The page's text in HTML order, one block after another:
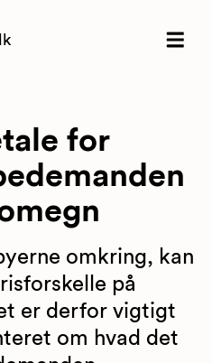
for
omkring, kan
på
er derfor vigtigt
om hvad det